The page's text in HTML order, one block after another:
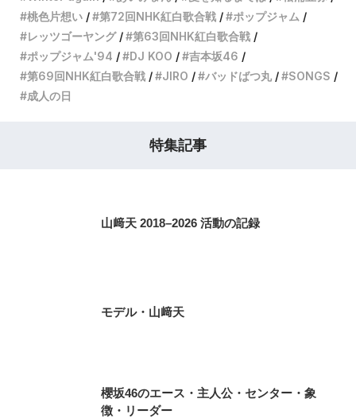
桃色片想い
第72回NHK紅白歌合戦
ポップジャム
レッツゴーヤング
第63回NHK紅白歌合戦
ポップジャム'94
DJ KOO
吉本坂46
第69回NHK紅白歌合戦
JIRO バッドばつ丸
SONGS
成人の日
特集記事
山﨑天 2018–2026 活動の記録
モデル・山﨑天
櫻坂46のエース・主人公・センター・象
徴・リーダー